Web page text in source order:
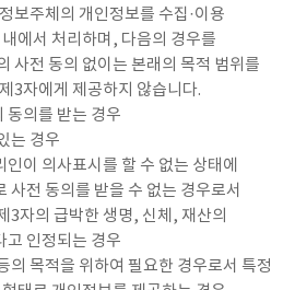
보주체의 개인정보를 수집·이용
에서 처리하며, 다음의 경우를
사전 동의 없이는 본래의 목적 범위를
3자에게 제공하지 않습니다.
동의를 받는 경우
는 경우
이 의사표시를 할 수 없는 상태에
사전 동의를 받을 수 없는 경우로서
3자의 급박한 생명, 신체, 재산의
고 인정되는 경우
의 목적을 위하여 필요한 경우로서 특정